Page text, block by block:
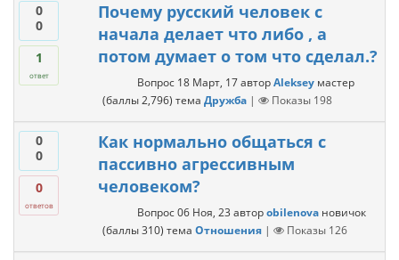
0
0
1
ответ
Почему русский человек с
начала делает что либо , а
потом думает о том что сделал.?
Вопрос 18 Март, 17 авторAleksey мастер
(баллы2,796) тема Дружба | Показы 198
0
0
0
ответов
Как нормально общаться с
пассивно агрессивным
человеком?
Вопрос 06 Ноя, 23 авторobilenova новичок
(баллы310) тема Отношения | Показы 126